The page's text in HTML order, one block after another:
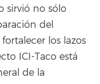
sirvió no sólo
del
los lazos
ICI-Taco está
de la